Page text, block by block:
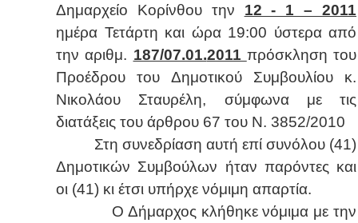
Δημαρχείο Κορίνθου την 12 - 1 –2011
ημέρα Τετάρτη και ώρα 19:00 ύστερα από
την αριθμ. 187/07.01.2011 πρόσκληση του
Προέδρου του Δημοτικού Συμβουλίου κ.
Νικολάου Σταυρέλη, σύμφωνα με τις
διατάξεις του άρθρου 67 του Ν. 3852/2010
Στη συνεδρίαση αυτή επί συνόλου (41)
Δημοτικών Συμβούλων ήταν παρόντες και
οι (41) κι έτσι υπήρχε νόμιμη απαρτία.
Ο Δήμαρχος κλήθηκε νόμιμα με την